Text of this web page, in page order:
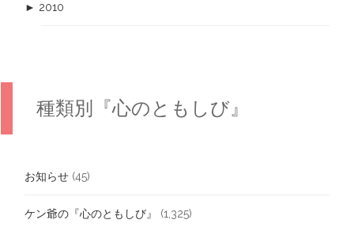
► 2010
種類別『心のともしび』
お知らせ (45)
ケン爺の『心のともしび』 (1,325)